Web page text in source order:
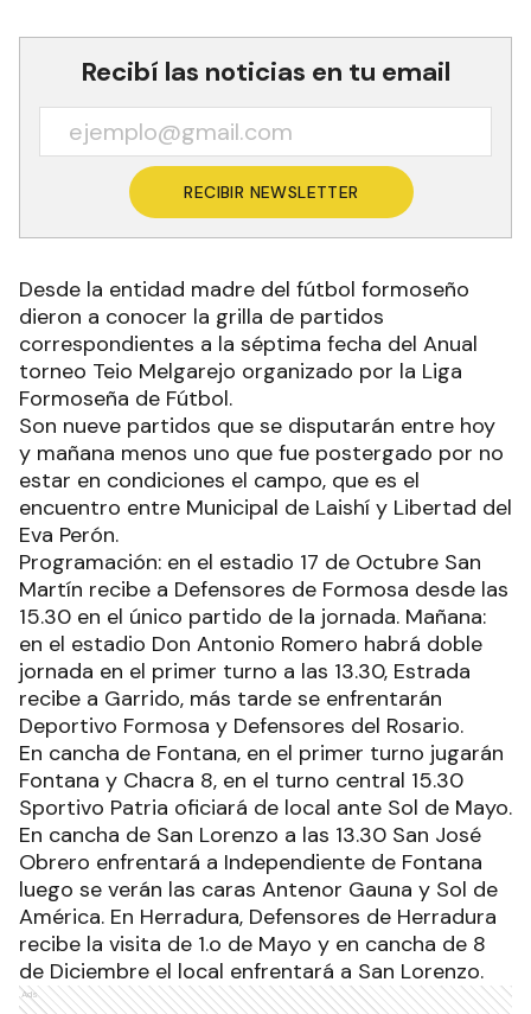
Recibí las noticias en tu email
RECIBIR NEWSLETTER
Desde la entidad madre del fútbol formoseño
dieron a conocer la grilla de partidos
correspondientes a la séptima fecha del Anual
torneo Teio Melgarejo organizado por la Liga
Formoseña de Fútbol.
Son nueve partidos que se disputarán entre hoy
y mañana menos uno que fue postergado por no
estar en condiciones el campo, que es el
encuentro entre Municipal de Laishí y Libertad del
Eva Perón.
Programación: en el estadio 17 de Octubre San
Martín recibe a Defensores de Formosa desde las
15.30 en el único partido de la jornada. Mañana:
en el estadio Don Antonio Romero habrá doble
jornada en el primer turno a las 13.30, Estrada
recibe a Garrido, más tarde se enfrentarán
Deportivo Formosa y Defensores del Rosario.
En cancha de Fontana, en el primer turno jugarán
Fontana y Chacra 8, en el turno central 15.30
Sportivo Patria oficiará de local ante Sol de Mayo.
En cancha de San Lorenzo a las 13.30 San José
Obrero enfrentará a Independiente de Fontana
luego se verán las caras Antenor Gauna y Sol de
América. En Herradura, Defensores de Herradura
recibe la visita de 1.o de Mayo y en cancha de 8
de Diciembre el local enfrentará a San Lorenzo.
Ads